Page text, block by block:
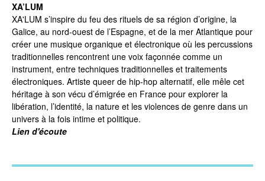
XA’LUM
XA'LUM s’inspire du feu des rituels de sa région d’origine, la
Galice, au nord-ouest de l’Espagne, et de la mer Atlantique pour
créer une musique organique et électronique où les percussions
traditionnelles rencontrent une voix façonnée comme un
instrument, entre techniques traditionnelles et traitements
électroniques. Artiste queer de hip-hop alternatif, elle mêle cet
héritage à son vécu d’émigrée en France pour explorer la
libération, l’identité, la nature et les violences de genre dans un
univers à la fois intime et politique.
Lien d'écoute